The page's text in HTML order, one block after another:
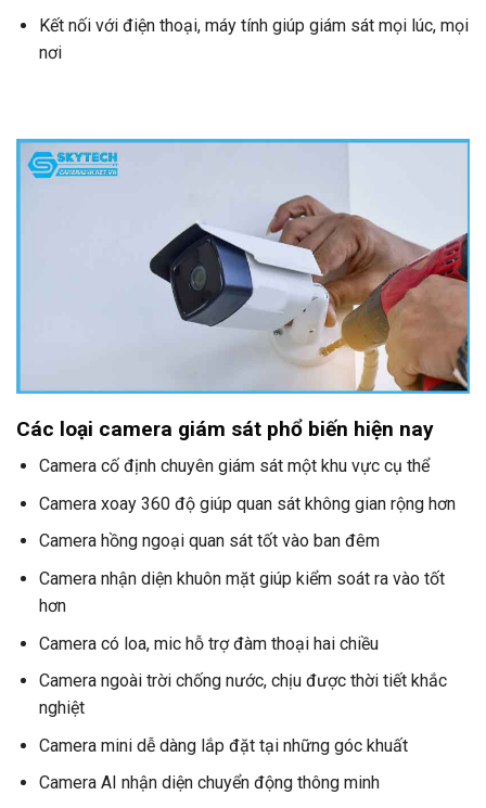
Kết nối với điện thoại, máy tính giúp giám sát mọi lúc, mọi
nơi
Các loại camera giám sát phổ biến hiện nay
Camera cố định chuyên giám sát một khu vực cụ thể
Camera xoay 360 độ giúp quan sát không gian rộng hơn
Camera hồng ngoại quan sát tốt vào ban đêm
Camera nhận diện khuôn mặt giúp kiểm soát ra vào tốt
hơn
Camera có loa, mic hỗ trợ đàm thoại hai chiều
Camera ngoài trời chống nước, chịu được thời tiết khắc
nghiệt
Camera mini dễ dàng lắp đặt tại những góc khuất
Camera AI nhận diện chuyển động thông minh